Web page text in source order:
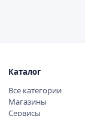
Каталог
Все категории
Магазины
Сервисы